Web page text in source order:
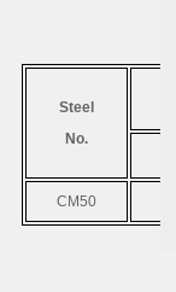
Steel
No.
CM50